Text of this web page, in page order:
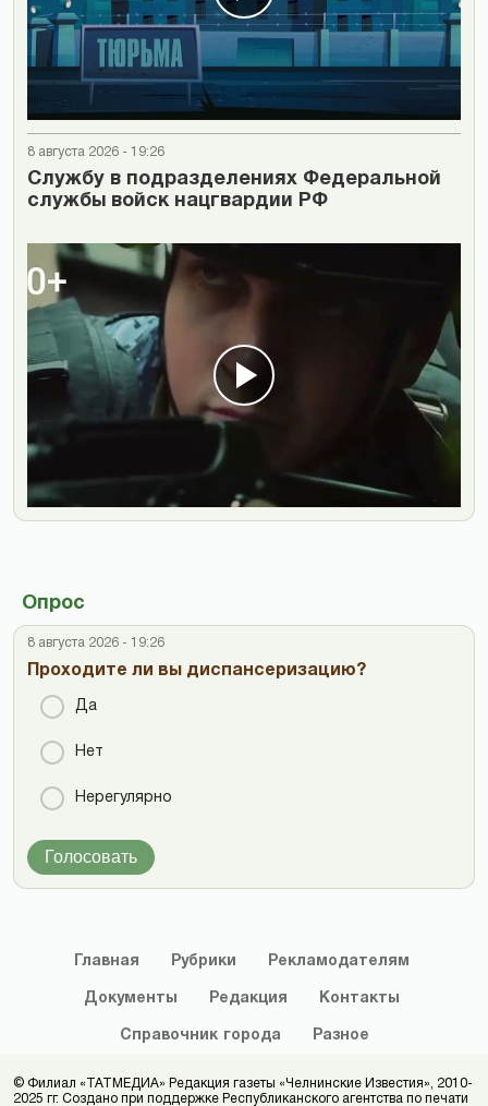
8 августа 2026 - 19:26
Cлужбу в подразделениях Федеральной
службы войск нацгвардии РФ
Опрос
8 августа 2026 - 19:26
Проходите ли вы диспансеризацию?
Да
Нет
Нерегулярно
Голосовать
Главная Рубрики Рекламодателям
Документы Редакция Контакты
Справочник города Разное
© Филиал «ТАТМЕДИА» Редакция газеты «Челнинские Известия», 2010-
2025 гг. Создано при поддержке Республиканского агентства по печати